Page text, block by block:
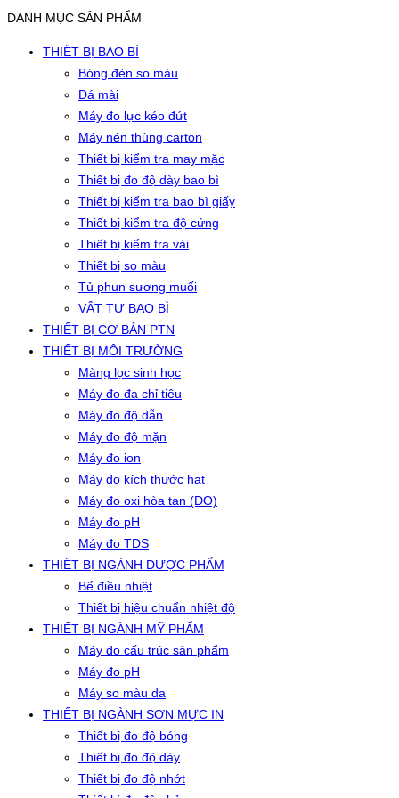
DANH MỤC SẢN PHẨM
THIẾT BỊ BAO BÌ
Bóng đèn so màu
Đá mài
Máy đo lực kéo đứt
Máy nén thùng carton
Thiết bị kiểm tra may mặc
Thiết bị đo độ dày bao bì
Thiết bị kiểm tra bao bì giấy
Thiết bị kiểm tra độ cứng
Thiết bị kiểm tra vải
Thiết bị so màu
Tủ phun sương muối
VẬT TƯ BAO BÌ
THIẾT BỊ CƠ BẢN PTN
THIẾT BỊ MÔI TRƯỜNG
Màng lọc sinh học
Máy đo đa chỉ tiêu
Máy đo độ dẫn
Máy đo độ mặn
Máy đo ion
Máy đo kích thước hạt
Máy đo oxi hòa tan (DO)
Máy đo pH
Máy đo TDS
THIẾT BỊ NGÀNH DƯỢC PHẨM
Bể điều nhiệt
Thiết bị hiệu chuẩn nhiệt độ
THIẾT BỊ NGÀNH MỸ PHẨM
Máy đo cấu trúc sản phẩm
Máy đo pH
Máy so màu da
THIẾT BỊ NGÀNH SƠN MỰC IN
Thiết bị đo độ bóng
Thiết bị đo độ dày
Thiết bị đo độ nhớt